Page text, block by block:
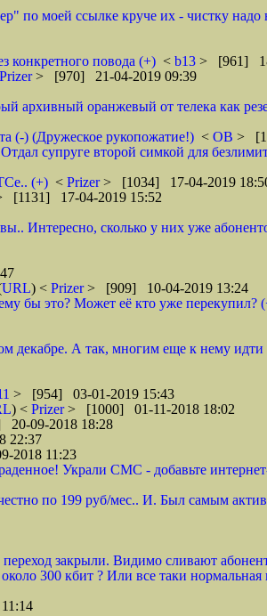
по моей ссылке круче их - чистку надо
конкретного повода (+) < b13 > [961]
Prizer> [970] 21-04-2019 09:39
оранжевый от телека как
(-) (Дружеское рукопожатие!) < ОВ >
супруге второй симкой для
(+) < Prizer> [1034] 17-04-2019
[1131] 17-04-2019 15:52
Интересно, сколько у них уже
URL) < Prizer> [909] 10-04-2019 13:24
бы это? Может её кто уже перекупил?
декабре. А так, многим еще к нему
> [954] 03-01-2019 15:43
) < Prizer> [1000] 01-11-2018 18:02
09-2018 18:28
22:37
2018 11:23
Украли СМС - добавьте
по 199 руб/мес.. И. Был самым
закрыли. Видимо сливают
300 кбит ? Или все таки